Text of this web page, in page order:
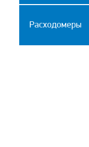
Расходомеры